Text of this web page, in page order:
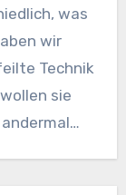
wir
Technik
sie